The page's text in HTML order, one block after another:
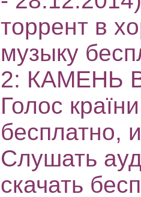
торрент в
музыку
2: КАМЕНЬ
Голос
бесплатно,
Слушать
скачать